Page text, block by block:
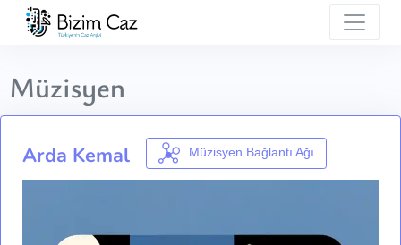
Müzisyen
Arda Kemal Müzisyen Bağlantı Ağı